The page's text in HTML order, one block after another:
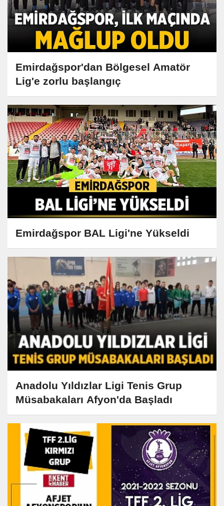
Emirdağspor'dan Bölgesel Amatör
Lig'e zorlu başlangıç
Emirdağspor BAL Ligi'ne Yükseldi
Anadolu Yıldızlar Ligi Tenis Grup
Müsabakaları Afyon'da Başladı